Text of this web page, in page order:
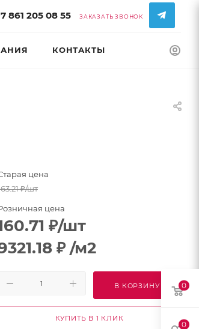
861 205 08 55 ЗАКАЗАТЬ ЗВОНОК
КОНТАКТЫ
цена
₽/шт
цена
₽/шт
₽ /м2
В КОРЗИНУ
КУПИТЬ В 1 КЛИК
0
0